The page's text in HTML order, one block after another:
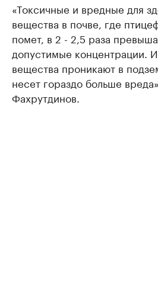
«Токсичные и вредные для
вещества в почве, где
помет, в 2 - 2,5 раза
допустимые концентрации.
вещества проникают в
несет гораздо больше
Фахрутдинов.